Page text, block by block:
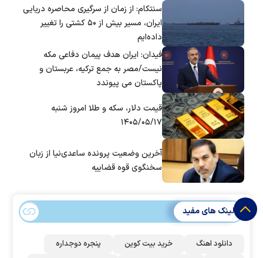
سنتکام: از زمان از سرگیری محاصره دریایی
ایران، مسیر بیش از ۵۰ کشتی را تغییر
داده‌ایم
فیدان: ایران هدف پیمان دفاعی مکه
نیست/مصر به جمع ترکیه، عربستان و
پاکستان می پیوندد
قیمت دلار، سکه و طلا امروز شنبه
۱۴۰۵/۰۵/۱۷
آخرین وضعیت پرونده ساعدی‌نیا از زبان
سخنگوی قوه قضاییه
لینک های مفید
دانلود اهنگ خرید بیت کوین
پنجره دوجداره